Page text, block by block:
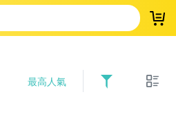
登
最高人氣